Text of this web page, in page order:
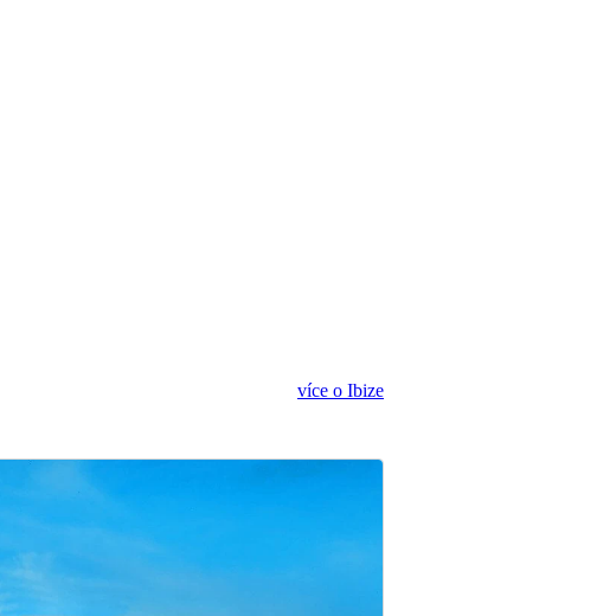
více o Ibize